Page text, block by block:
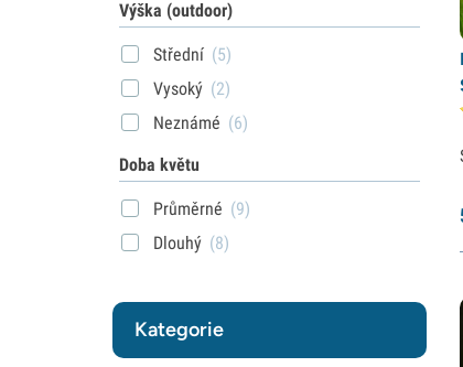
Výška (outdoor)
Střední (5)
Vysoký (2)
Neznámé (6)
Doba květu
Průměrné (9)
Dlouhý (8)
Kategorie